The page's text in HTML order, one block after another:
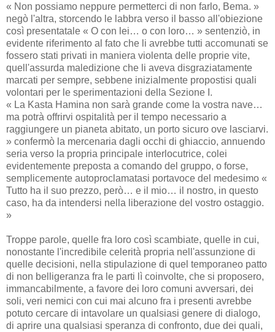
« Non possiamo neppure permetterci di non farlo, Bema. »
negò l'altra, storcendo le labbra verso il basso all'obiezione
così presentatale « O con lei… o con loro… » sentenziò, in
evidente riferimento al fato che li avrebbe tutti accomunati se
fossero stati privati in maniera violenta delle proprie vite,
quell'assurda maledizione che li aveva disgraziatamente
marcati per sempre, sebbene inizialmente propostisi quali
volontari per le sperimentazioni della Sezione I.
« La Kasta Hamina non sarà grande come la vostra nave…
ma potrà offrirvi ospitalità per il tempo necessario a
raggiungere un pianeta abitato, un porto sicuro ove lasciarvi.
» confermò la mercenaria dagli occhi di ghiaccio, annuendo
seria verso la propria principale interlocutrice, colei
evidentemente preposta a comando del gruppo, o forse,
semplicemente autoproclamatasi portavoce del medesimo «
Tutto ha il suo prezzo, però… e il mio… il nostro, in questo
caso, ha da intendersi nella liberazione del vostro ostaggio.
»
Troppe parole, quelle fra loro così scambiate, quelle in cui,
nonostante l'incredibile celerità propria nell'assunzione di
quelle decisioni, nella stipulazione di quel temporaneo patto
di non belligeranza fra le parti lì coinvolte, che si proposero,
immancabilmente, a favore dei loro comuni avversari, dei
soli, veri nemici con cui mai alcuno fra i presenti avrebbe
potuto cercare di intavolare un qualsiasi genere di dialogo,
di aprire una qualsiasi speranza di confronto, due dei quali,